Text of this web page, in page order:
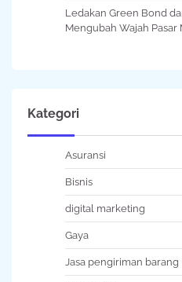
Ledakan Green Bond
Mengubah Wajah
Kategori
Asuransi
Bisnis
digital marketing
Gaya
Jasa pengiriman barang